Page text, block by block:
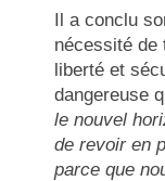
Il a conclu
nécessité de
liberté et
dangereuse
le nouvel
de revoir en
parce que